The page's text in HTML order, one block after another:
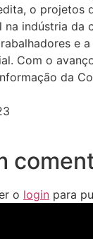
o projetos
na indústria da
e
Com o
da
o login para